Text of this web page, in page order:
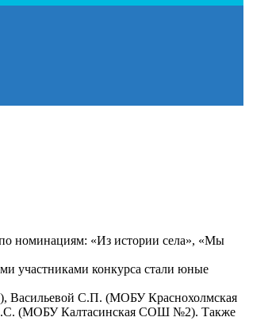
номинациям: «Из истории села», «Мы
участниками конкурса стали юные
Васильевой С.П. (МОБУ Краснохолмская
(МОБУ Калтасинская СОШ №2). Также